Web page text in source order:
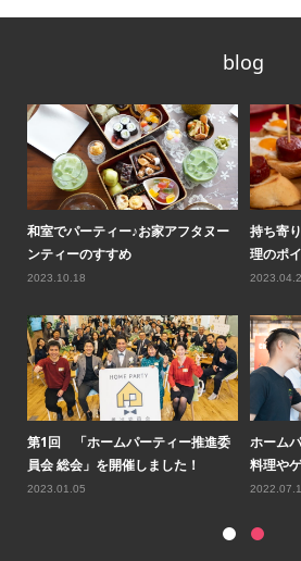
blog
和室でパーティー♪お家アフタヌー
ンティーのすすめ
2023.10.18
持ち寄
理のポ
第1回 「ホームパーティー推進委
員会 総会」を開催しました！
2023.01.05
ホーム
料理や